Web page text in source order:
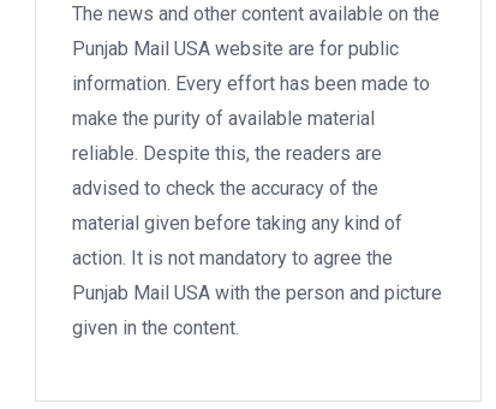
The news and other content available on the
Punjab Mail USA website are for public
information. Every effort has been made to
make the purity of available material
reliable. Despite this, the readers are
advised to check the accuracy of the
material given before taking any kind of
action. It is not mandatory to agree the
Punjab Mail USA with the person and picture
given in the content.